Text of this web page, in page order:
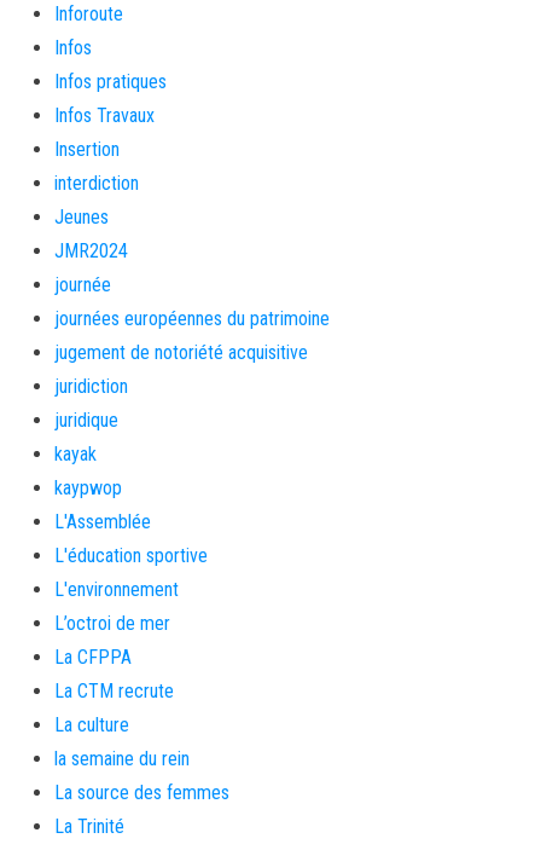
Inforoute
Infos
Infos pratiques
Infos Travaux
Insertion
interdiction
Jeunes
JMR2024
journée
journées européennes du patrimoine
jugement de notoriété acquisitive
juridiction
juridique
kayak
kaypwop
L'Assemblée
L'éducation sportive
L'environnement
L’octroi de mer
La CFPPA
La CTM recrute
La culture
la semaine du rein
La source des femmes
La Trinité